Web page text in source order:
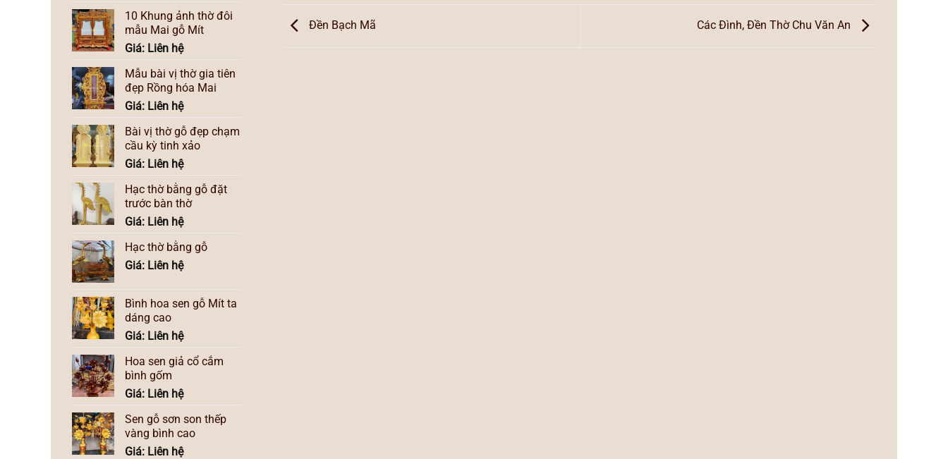
10 Khung ảnh thờ đôi
mẫu Mai gỗ Mít
Giá: Liên hệ
Mẫu bài vị thờ gia tiên
đẹp Rồng hóa Mai
Giá: Liên hệ
Bài vị thờ gỗ đẹp chạm
cầu kỳ tinh xảo
Giá: Liên hệ
Hạc thờ bằng gỗ đặt
trước bàn thờ
Giá: Liên hệ
Hạc thờ bằng gỗ
Giá: Liên hệ
Bình hoa sen gỗ Mít ta
dáng cao
Giá: Liên hệ
Hoa sen giả cổ cắm
bình gốm
Giá: Liên hệ
Sen gỗ sơn son thếp
vàng bình cao
Giá: Liên hệ
Đền Bạch Mã Các Đình, Đền Thờ Chu Văn An